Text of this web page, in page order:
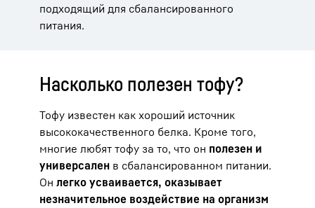
подходящий для сбалансированного
питания.
Насколько полезен тофу?
Тофу известен как хороший источник
высококачественного белка. Кроме того,
многие любят тофу за то, что он полезен и
универсален в сбалансированном питании.
Он легко усваивается, оказывает
незначительное воздействие на организм